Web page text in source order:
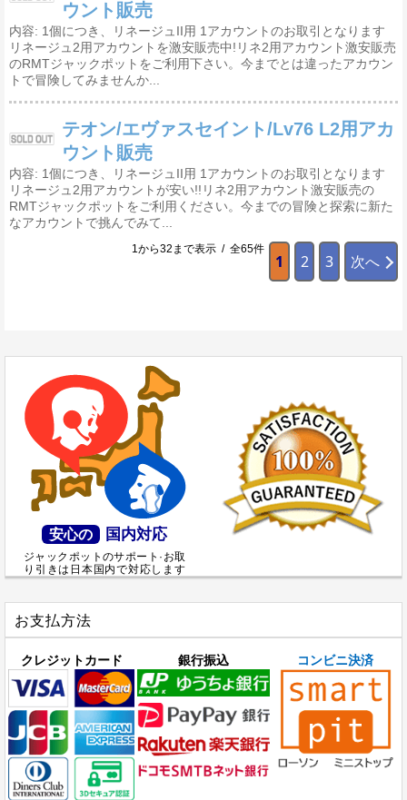
ウント販売
内容: 1個につき、リネージュII用 1アカウントのお取引となります
リネージュ2用アカウントを激安販売中!リネ2用アカウント激安販売
のRMTジャックポットをご利用下さい。今までとは違ったアカウン
トで冒険してみませんか...
テオン/エヴァスセイント/Lv76 L2用アカ
ウント販売
内容: 1個につき、リネージュII用 1アカウントのお取引となります
リネージュ2用アカウントが安い!!リネ2用アカウント激安販売の
RMTジャックポットをご利用ください。今までの冒険と探索に新た
なアカウントで挑んでみて...
1から32まで表示 / 全65件
1 2 3 次へ
安心の 国内対応
ジャックポットのサポート·お取
り引きは日本国内で対応します
お支払方法
クレジットカード 銀行振込 コンビニ決済